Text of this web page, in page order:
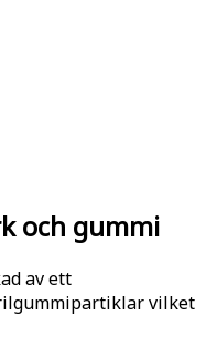
och gummi
av ett
vilket